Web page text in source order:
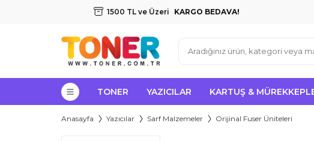
1500 TL ve Üzeri KARGO BEDAVA!
TONER YAZICILAR KARTUŞ &
Anasayfa Yazıcılar Sarf Malzemeler Orijinal Fuser Üniteleri